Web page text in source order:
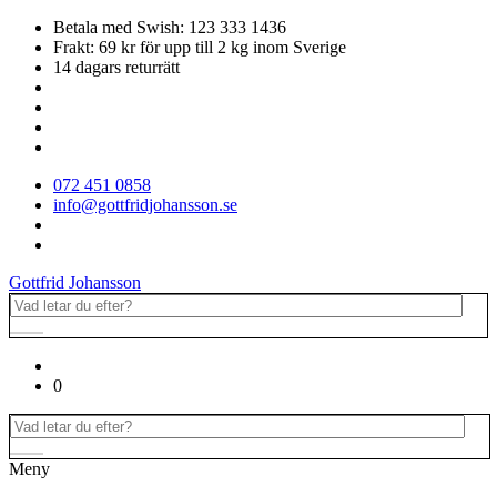
Betala med Swish: 123 333 1436
Frakt: 69 kr för upp till 2 kg inom Sverige
14 dagars returrätt
072 451 0858
info@gottfridjohansson.se
Gottfrid Johansson
0
Meny